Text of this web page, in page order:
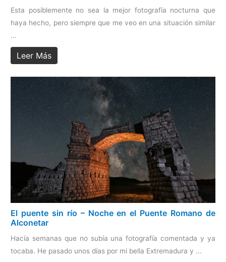
Esta posiblemente no sea la mejor fotografía nocturna que
haya hecho, pero siempre que me veo en una situación similar
...
Leer Más
El puente sin río – Noche en el Puente Romano de
Alconetar
Hacía semanas que no subía una fotografía comentada y ya
tocaba. He pasado unos días por mi bella Extremadura y ...